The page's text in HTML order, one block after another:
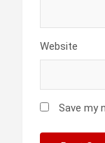
Website
Save my